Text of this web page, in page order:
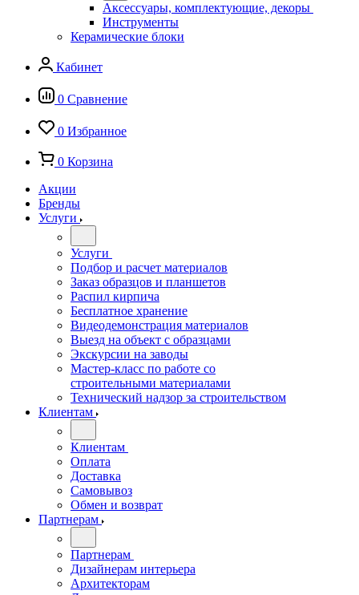
Аксессуары, комплектующие, декоры
Инструменты
Керамические блоки
Кабинет
0 Сравнение
0 Избранное
0 Корзина
Акции
Бренды
Услуги
Услуги
Подбор и расчет материалов
Заказ образцов и планшетов
Распил кирпича
Бесплатное хранение
Видеодемонстрация материалов
Выезд на объект с образцами
Экскурсии на заводы
Мастер-класс по работе со
строительными материалами
Технический надзор за строительством
Клиентам
Клиентам
Оплата
Доставка
Самовывоз
Обмен и возврат
Партнерам
Партнерам
Дизайнерам интерьера
Архитекторам